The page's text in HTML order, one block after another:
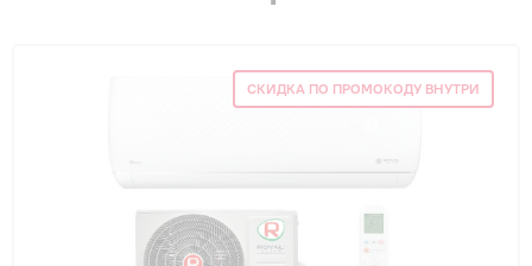
СКИДКА ПО ПРОМОКОДУ ВНУТРИ